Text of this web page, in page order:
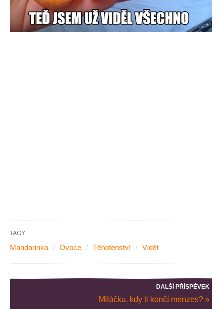
TAGY:
Mandarinka Ovoce Těhotenství Vidět
DALŠÍ PŘÍSPĚVEK
Miláčku, kdy ti končí menzes? »